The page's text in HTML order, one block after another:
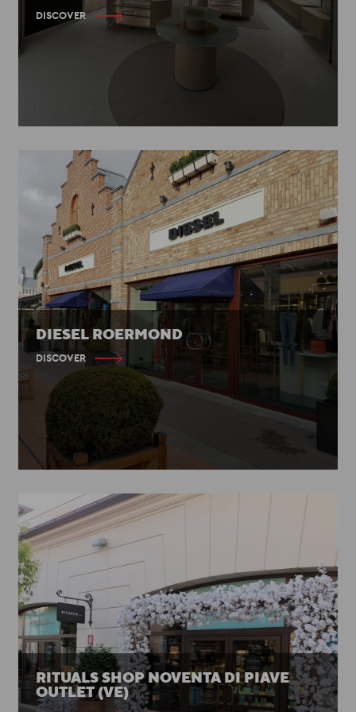
DISCOVER
DIESEL ROERMOND
DISCOVER
RITUALS SHOP NOVENTA DI PIAVE
OUTLET (VE)